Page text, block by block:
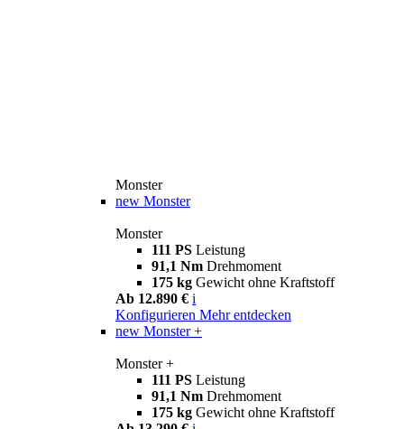
Monster
new Monster
Monster
111 PS Leistung
91,1 Nm Drehmoment
175 kg Gewicht ohne Kraftstoff
Ab 12.890 € i
Konfigurieren Mehr entdecken
new Monster +
Monster +
111 PS Leistung
91,1 Nm Drehmoment
175 kg Gewicht ohne Kraftstoff